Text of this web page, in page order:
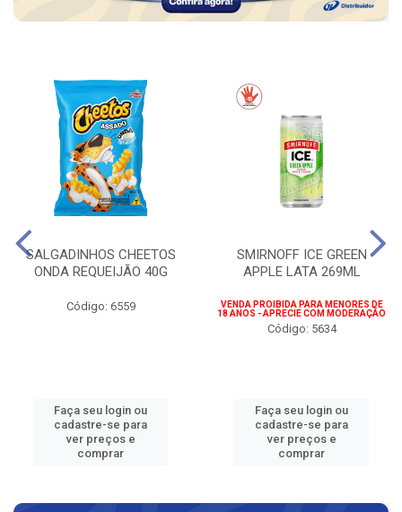
SALGADINHOS CHEETOS
ONDA REQUEIJÃO 40G
Código: 6559
Faça seu login ou
cadastre-se para
ver preços e
comprar
SMIRNOFF ICE GREEN
APPLE LATA 269ML
VENDA PROIBIDA PARA MENORES DE
18 ANOS - APRECIE COM MODERAÇÃO
Código: 5634
Faça seu login ou
cadastre-se para
ver preços e
comprar